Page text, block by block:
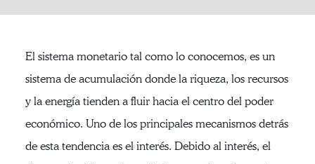
El sistema monetario tal como lo conocemos, es un
sistema de acumulación donde la riqueza, los recursos
y la energía tienden a fluir hacia el centro del poder
económico. Uno de los principales mecanismos detrás
de esta tendencia es el interés. Debido al interés, el